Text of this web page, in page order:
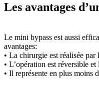
Les avantages
Le mini bypass est aussi
avantages:
• La chirurgie est réalisée
• L’opération est réversible
• Il représente en plus moins